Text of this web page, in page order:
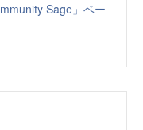
Sage」ベー